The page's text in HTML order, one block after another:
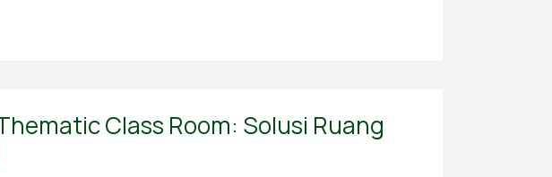
Class Room: Solusi Ruang